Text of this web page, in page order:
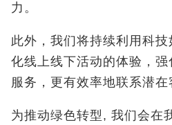
力。
此外，我们将持续利用科
化线上线下活动的体验，
服务，更有效率地联系潜在
为推动绿色转型, 我们会在